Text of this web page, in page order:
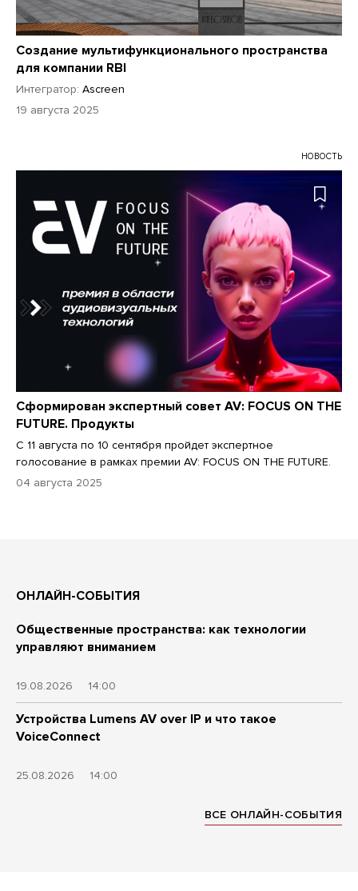
Создание мультифункционального пространства
для компании RBI
Интегратор: Ascreen
19 августа 2025
НОВОСТЬ
Сформирован экспертный совет AV: FOCUS ON THE
FUTURE. Продукты
С 11 августа по 10 сентября пройдет экспертное
голосование в рамках премии AV: FOCUS ON THE FUTURE.
04 августа 2025
ОНЛАЙН-СОБЫТИЯ
Общественные пространства: как технологии
управляют вниманием
19.08.2026 14:00
Устройства Lumens AV over IP и что такое
VoiceConnect
25.08.2026 14:00
ВСЕ ОНЛАЙН-СОБЫТИЯ